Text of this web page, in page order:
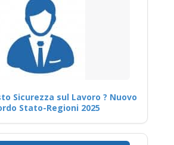
Sicurezza sul Lavoro ? Nuovo
Stato-Regioni 2025